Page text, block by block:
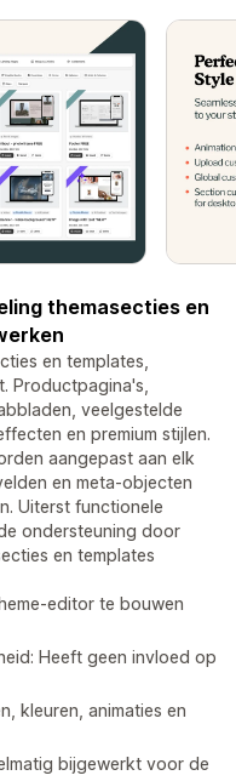
themasecties en
en templates,
Productpagina's,
veelgestelde
en premium stijlen.
aangepast aan elk
en meta-objecten
Uiterst functionele
ondersteuning door
en templates
editor te bouwen
Heeft geen invloed op
kleuren, animaties en
bijgewerkt voor de